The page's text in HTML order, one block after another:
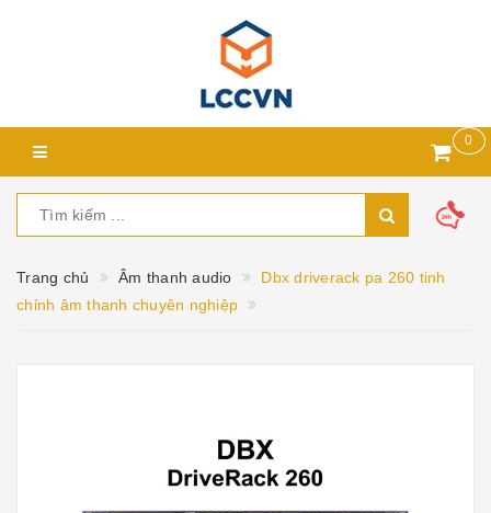
0
Trang chủ Âm thanh audio
Dbx driverack pa 260 tinh
chỉnh âm thanh chuyên nghiệp